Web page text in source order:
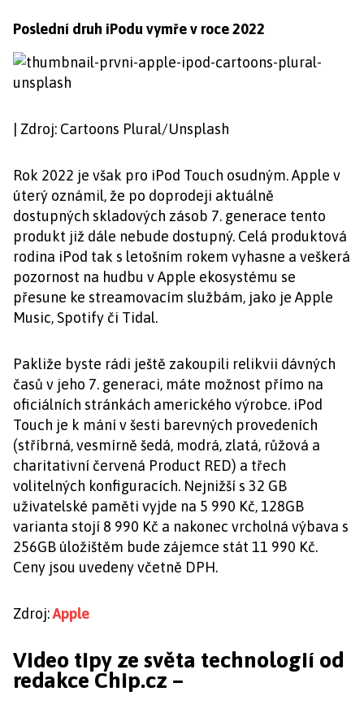
Poslední druh iPodu vymře v roce 2022
| Zdroj: Cartoons Plural/Unsplash
Rok 2022 je však pro iPod Touch osudným. Apple v
úterý oznámil, že po doprodeji aktuálně
dostupných skladových zásob 7. generace tento
produkt již dále nebude dostupný. Celá produktová
rodina iPod tak s letošním rokem vyhasne a veškerá
pozornost na hudbu v Apple ekosystému se
přesune ke streamovacím službám, jako je Apple
Music, Spotify či Tidal.
Pakliže byste rádi ještě zakoupili relikvii dávných
časů v jeho 7. generaci, máte možnost přímo na
oficiálních stránkách amerického výrobce. iPod
Touch je k mání v šesti barevných provedeních
(stříbrná, vesmírně šedá, modrá, zlatá, růžová a
charitativní červená Product RED) a třech
volitelných konfiguracích. Nejnižší s 32 GB
uživatelské paměti vyjde na 5 990 Kč, 128GB
varianta stojí 8 990 Kč a nakonec vrcholná výbava s
256GB úložištěm bude zájemce stát 11 990 Kč.
Ceny jsou uvedeny včetně DPH.
Zdroj:Apple
Video tipy ze světa technologií od
redakce Chip.cz –